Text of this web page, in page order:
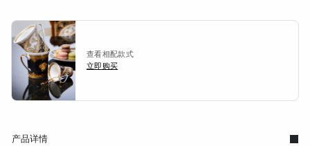
查看相配款式
立即购买
产品详情